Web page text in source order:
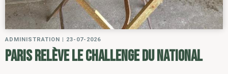
ADMINISTRATION | 23-07-2026
Paris relève le challenge du National